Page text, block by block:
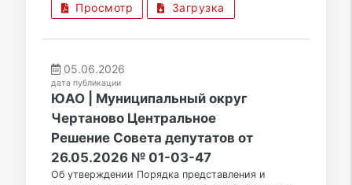
Просмотр Загрузка
05.06.2026
дата публикации
ЮАО | Муниципальный округ
Чертаново Центральное
Решение Совета депутатов от
26.05.2026 № 01-03-47
Об утверждении Порядка представления и